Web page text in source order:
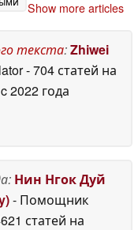
Show more articles
текста:Zhiwei
- 704 статей на
c 2022 года
Нин Нгок Дуй
- Помощник
статей на